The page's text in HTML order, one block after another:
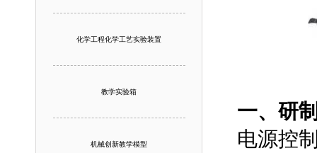
化学工程化学工艺实验装置
教学实验箱
机械创新教学模型
一、研
电源控